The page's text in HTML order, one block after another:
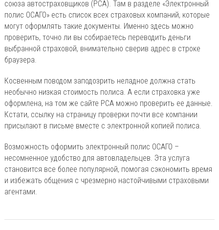
союза автостраховщиков (РСА). Там в разделе «Электронный
полис ОСАГО» есть список всех страховых компаний, которые
могут оформлять такие документы. Именно здесь можно
проверить, точно ли вы собираетесь переводить деньги
выбранной страховой, внимательно сверив адрес в строке
браузера.
Косвенным поводом заподозрить неладное должна стать
необычно низкая стоимость полиса. А если страховка уже
оформлена, на том же сайте РСА можно проверить ее данные.
Кстати, ссылку на страницу проверки почти все компании
присылают в письме вместе с электронной копией полиса.
Возможность оформить электронный полис ОСАГО –
несомненное удобство для автовладельцев. Эта услуга
становится все более популярной, помогая сэкономить время
и избежать общения с чрезмерно настойчивыми страховыми
агентами.